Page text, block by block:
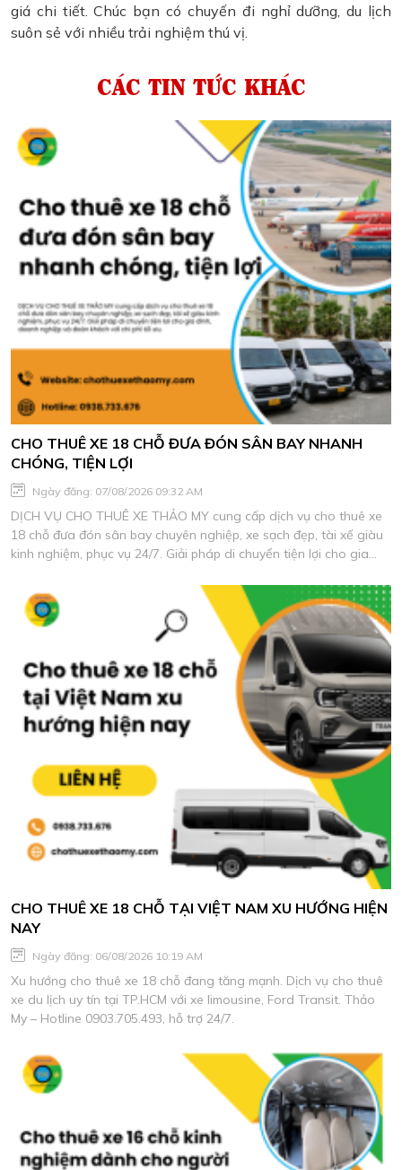
giá chi tiết. Chúc bạn có chuyến đi nghỉ dưỡng, du lịch
suôn sẻ với nhiều trải nghiệm thú vị.
CÁC TIN TỨC KHÁC
CHO THUÊ XE 18 CHỖ ĐƯA ĐÓN SÂN BAY NHANH
CHÓNG, TIỆN LỢI
Ngày đăng: 07/08/2026 09:32 AM
DỊCH VỤ CHO THUÊ XE THẢO MY cung cấp dịch vụ cho thuê xe
18 chỗ đưa đón sân bay chuyên nghiệp, xe sạch đẹp, tài xế giàu
kinh nghiệm, phục vụ 24/7. Giải pháp di chuyển tiện lợi cho gia
CHO THUÊ XE 18 CHỖ TẠI VIỆT NAM XU HƯỚNG HIỆN
NAY
Ngày đăng: 06/08/2026 10:19 AM
Xu hướng cho thuê xe 18 chỗ đang tăng mạnh. Dịch vụ cho thuê
xe du lịch uy tín tại TP.HCM với xe limousine, Ford Transit. Thảo
My – Hotline 0903.705.493, hỗ trợ 24/7.